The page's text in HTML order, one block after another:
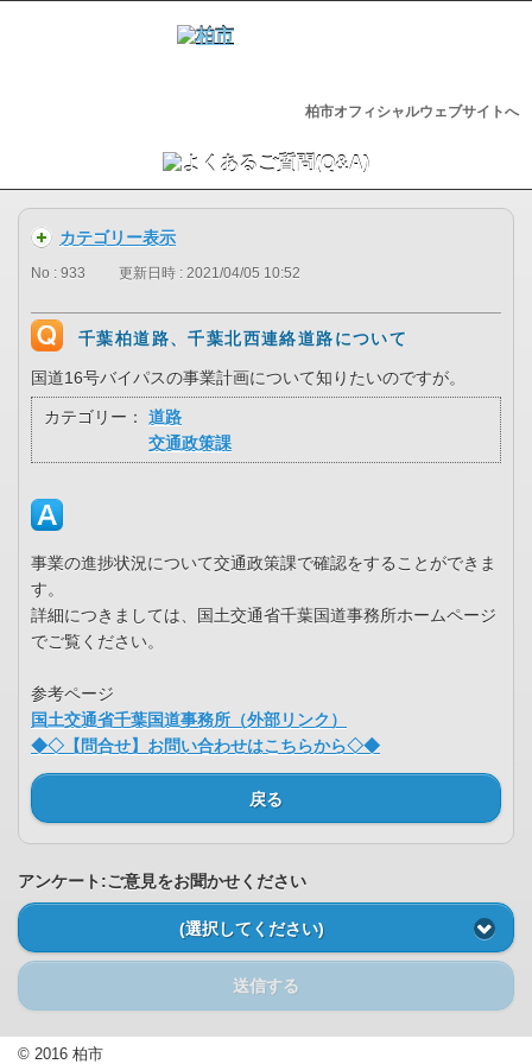
柏市オフィシャルウェブサイトへ
カテゴリー表示
No : 933 更新日時 : 2021/04/05 10:52
千葉柏道路、千葉北西連絡道路について
国道16号バイパスの事業計画について知りたいのですが。
カテゴリー：
道路
交通政策課
事業の進捗状況について交通政策課で確認をすることができま
す。
詳細につきましては、国土交通省千葉国道事務所ホームページ
でご覧ください。
参考ページ
国土交通省千葉国道事務所（外部リンク）
◆◇【問合せ】お問い合わせはこちらから◇◆
戻る
アンケート:ご意見をお聞かせください
(選択してください)
送信する
© 2016 柏市